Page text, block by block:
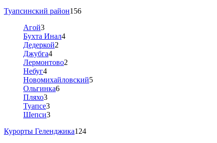
Туапсинский район156
Агой3
Бухта Инал4
Дедеркой2
Джубга4
Лермонтово2
Небуг4
Новомихайловский5
Ольгинка6
Пляхо3
Туапсе3
Шепси3
Курорты Геленджика124